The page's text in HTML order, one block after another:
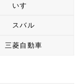
いすゞ
スバル
三菱自動車